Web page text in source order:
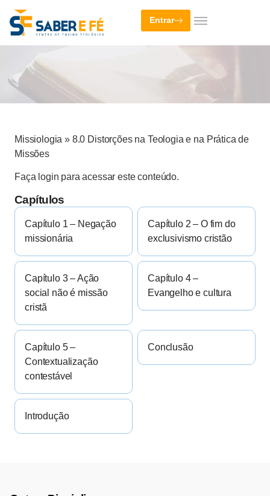
Entrar
Missiologia » 8.0 Distorções na Teologia e na Prática de
Missões
Faça login para acessar este conteúdo.
Capítulos
Capítulo 1 – Negação
missionária
Capítulo 2 – O fim do
exclusivismo cristão
Capítulo 3 – Ação
social não é missão
cristã
Capítulo 4 –
Evangelho e cultura
Capítulo 5 –
Contextualização
contestável
Conclusão
Introdução